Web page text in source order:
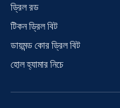
ড্রিল রড
টিকন ড্রিল বিট
ডায়মন্ড কোর ড্রিল বিট
হোল হ্যামার নিচে